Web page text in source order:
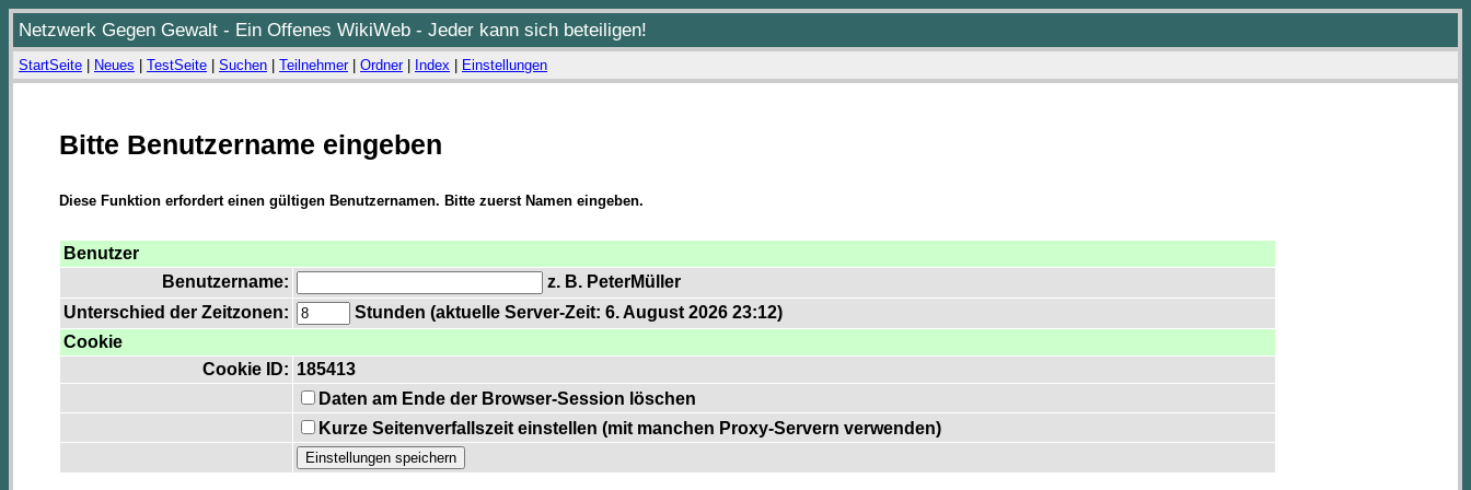
Netzwerk Gegen Gewalt - Ein Offenes WikiWeb - Jeder kann sich beteiligen!
StartSeite Neues TestSeite Suchen Teilnehmer| Ordner| Index Einstellungen
Bitte Benutzername eingeben
Diese Funktion erfordert einen gültigen Benutzernamen. Bitte zuerst Namen eingeben.
Benutzer
Benutzername:
z. B. PeterMüller
Unterschied der Zeitzonen:
Stunden (aktuelle Server-Zeit: 6. August 2026 23:12)
Cookie
Cookie ID: 185413
Daten am Ende der Browser-Session löschen
Kurze Seitenverfallszeit einstellen (mit manchen Proxy-Servern verwenden)